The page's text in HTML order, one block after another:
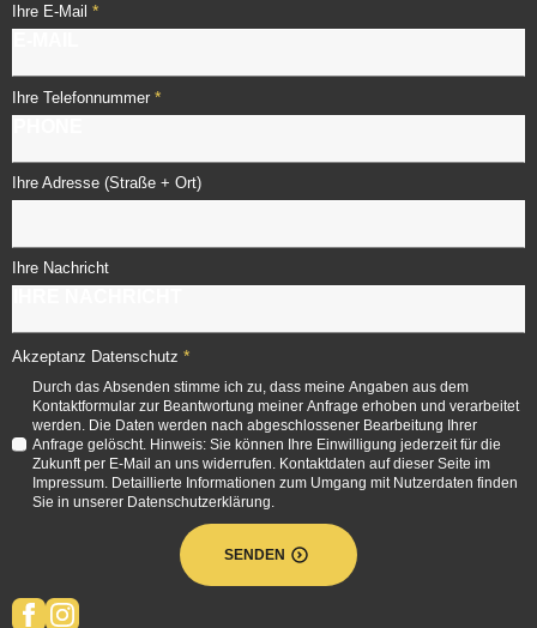
Ihre E-Mail *
Ihre Telefonnummer *
Ihre Adresse (Straße + Ort)
Ihre Nachricht
Akzeptanz Datenschutz *
Durch das Absenden stimme ich zu, dass meine Angaben aus dem
Kontaktformular zur Beantwortung meiner Anfrage erhoben und verarbeitet
werden. Die Daten werden nach abgeschlossener Bearbeitung Ihrer
Anfrage gelöscht. Hinweis: Sie können Ihre Einwilligung jederzeit für die
Zukunft per E-Mail an uns widerrufen. Kontaktdaten auf dieser Seite im
Impressum. Detaillierte Informationen zum Umgang mit Nutzerdaten finden
Sie in unserer Datenschutzerklärung.
SENDEN